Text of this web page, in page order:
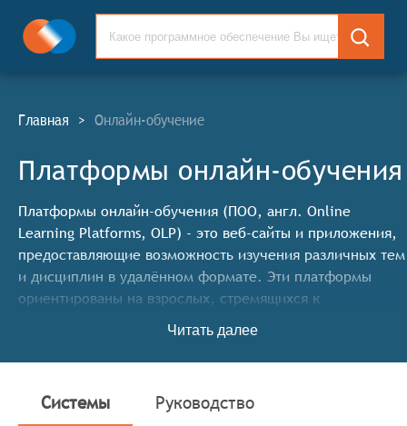
Главная > Онлайн-обучение
Платформы онлайн-обучения
Платформы онлайн-обучения (ПОО, англ. Online
Learning Platforms, OLP) - это веб-сайты и приложения,
предоставляющие возможность изучения различных тем
и дисциплин в удалённом формате. Эти платформы
ориентированы на взрослых, стремящихся к
профессиональному росту или развитию личных
интересов, предлагая широкий спектр курсов от
углублённых академических программ до практических
Классификатор программных продуктов Соваре
Читать далее
Системы Руководство